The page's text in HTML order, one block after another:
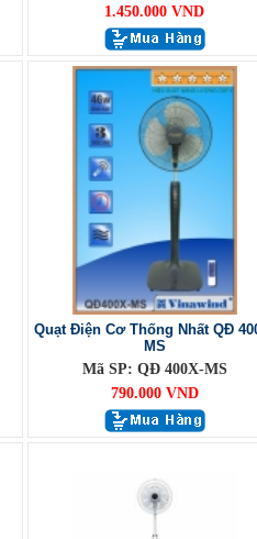
1.450.000 VND
Quạt Điện Cơ Thống Nhất QĐ
MS
Mã SP: QĐ 400X-MS
790.000 VND